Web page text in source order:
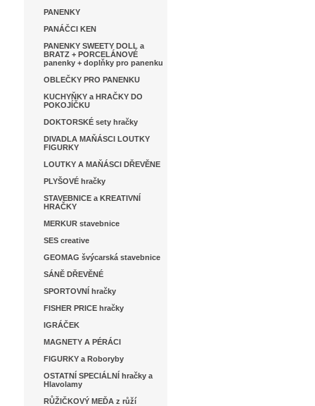
PANENKY
PANÁČCI KEN
PANENKY SWEETY DOLL a
BRATZ + PORCELÁNOVÉ
panenky + doplňky pro panenku
OBLEČKY PRO PANENKU
KUCHYŇKY a HRAČKY DO
POKOJÍČKU
DOKTORSKÉ sety hračky
DIVADLA MAŇÁSCI LOUTKY
FIGURKY
LOUTKY A MAŇÁSCI DŘEVĚNE
PLYŠOVÉ hračky
STAVEBNICE a KREATIVNÍ
HRAČKY
MERKUR stavebnice
SES creative
GEOMAG švýcarská stavebnice
SÁNĚ DŘEVĚNÉ
SPORTOVNÍ hračky
FISHER PRICE hračky
IGRÁČEK
MAGNETY A PÉRÁCI
FIGURKY a Roboryby
OSTATNÍ SPECIÁLNÍ hračky a
Hlavolamy
RŮŽIČKOVÝ MEĎA z růží